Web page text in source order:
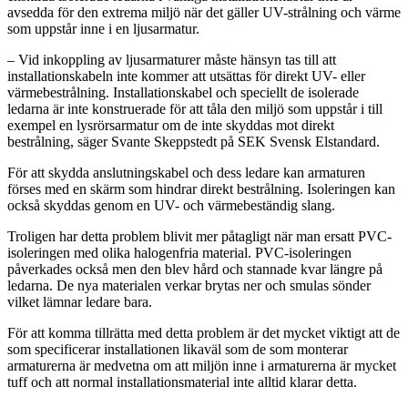
avsedda för den extrema miljö när det gäller UV-strålning och värme
som uppstår inne i en ljusarmatur.
– Vid inkoppling av ljusarmaturer måste hänsyn tas till att
installationskabeln inte kommer att utsättas för direkt UV- eller
värmebestrålning. Installationskabel och speciellt de isolerade
ledarna är inte konstruerade för att tåla den miljö som uppstår i till
exempel en lysrörsarmatur om de inte skyddas mot direkt
bestrålning, säger Svante Skeppstedt på SEK Svensk Elstandard.
För att skydda anslutningskabel och dess ledare kan armaturen
förses med en skärm som hindrar direkt bestrålning. Isoleringen kan
också skyddas genom en UV- och värmebeständig slang.
Troligen har detta problem blivit mer påtagligt när man ersatt PVC-
isoleringen med olika halogenfria material. PVC-isoleringen
påverkades också men den blev hård och stannade kvar längre på
ledarna. De nya materialen verkar brytas ner och smulas sönder
vilket lämnar ledare bara.
För att komma tillrätta med detta problem är det mycket viktigt att de
som specificerar installationen likaväl som de som monterar
armaturerna är medvetna om att miljön inne i armaturerna är mycket
tuff och att normal installationsmaterial inte alltid klarar detta.